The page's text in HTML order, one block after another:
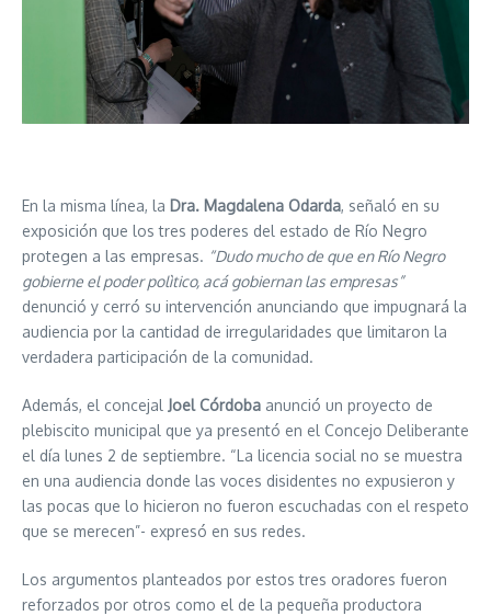
En la misma línea, la Dra. Magdalena Odarda, señaló en su
exposición que los tres poderes del estado de Río Negro
protegen a las empresas. “Dudo mucho de que en Río Negro
gobierne el poder polìtico, acá gobiernan las empresas”
denunció y cerró su intervención anunciando que impugnará la
audiencia por la cantidad de irregularidades que limitaron la
verdadera participación de la comunidad.
Además, el concejal Joel Córdoba anunció un proyecto de
plebiscito municipal que ya presentó en el Concejo Deliberante
el día lunes 2 de septiembre. “La licencia social no se muestra
en una audiencia donde las voces disidentes no expusieron y
las pocas que lo hicieron no fueron escuchadas con el respeto
que se merecen”- expresó en sus redes.
Los argumentos planteados por estos tres oradores fueron
reforzados por otros como el de la pequeña productora